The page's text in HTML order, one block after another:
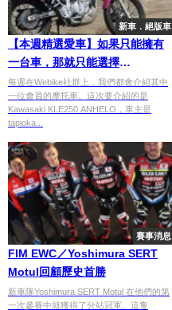
新車．絕版車
【本週精選愛車】如果只能擁有
一台車，那就只能選擇
KAWASAKI「ANHELO」！
每週在Webike社群上，我們都會介紹其中
一位會員的摩托車。這次要介紹的是
Kawasaki KLE250 ANHELO，車主是
tapioka...
賽事消息
FIM EWC／Yoshimura SERT
Motul回顧歷史首勝
新車隊Yoshimura SERT Motul 在他們的第
一次參賽中就獲得了分站冠軍。這隻